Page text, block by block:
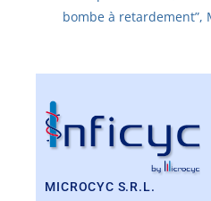
bombe à retardement”,
MICROCYC S.R.L.